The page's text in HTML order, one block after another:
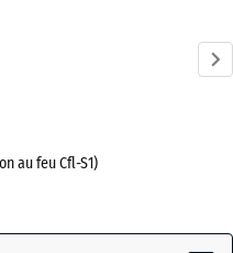
au feu Cfl-S1)